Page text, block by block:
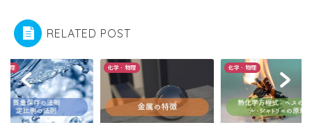
RELATED POST
物理 化学・物理 化学・物理